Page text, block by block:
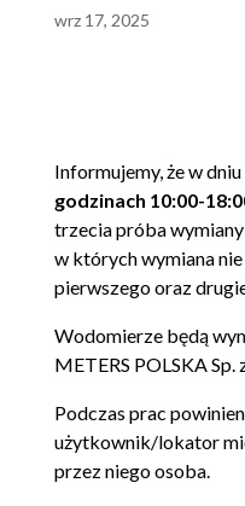
wrz 17, 2025
Informujemy, że w dniu
godzinach 10:00-
trzecia próba
w których wymiana
pierwszego oraz
Wodomierze będą
METERS POLSKA Sp.
Podczas prac
użytkownik/lokator
przez niego osoba.